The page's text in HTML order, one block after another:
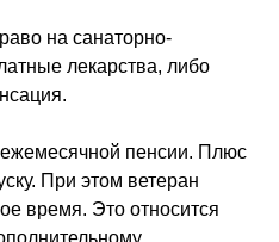
на санаторно-
лекарства, либо
пенсии. Плюс
При этом ветеран
время. Это относится